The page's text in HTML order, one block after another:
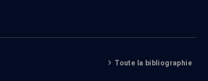
Toute la bibliographie